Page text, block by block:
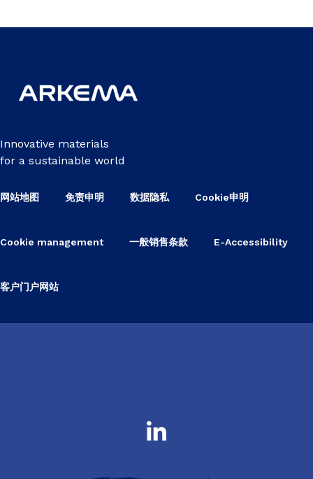
Innovative materials
for a sustainable world
网站地图 免责申明 数据隐私 Cookie申明
Cookie management 一般销售条款 E-Accessibility
客户门户网站